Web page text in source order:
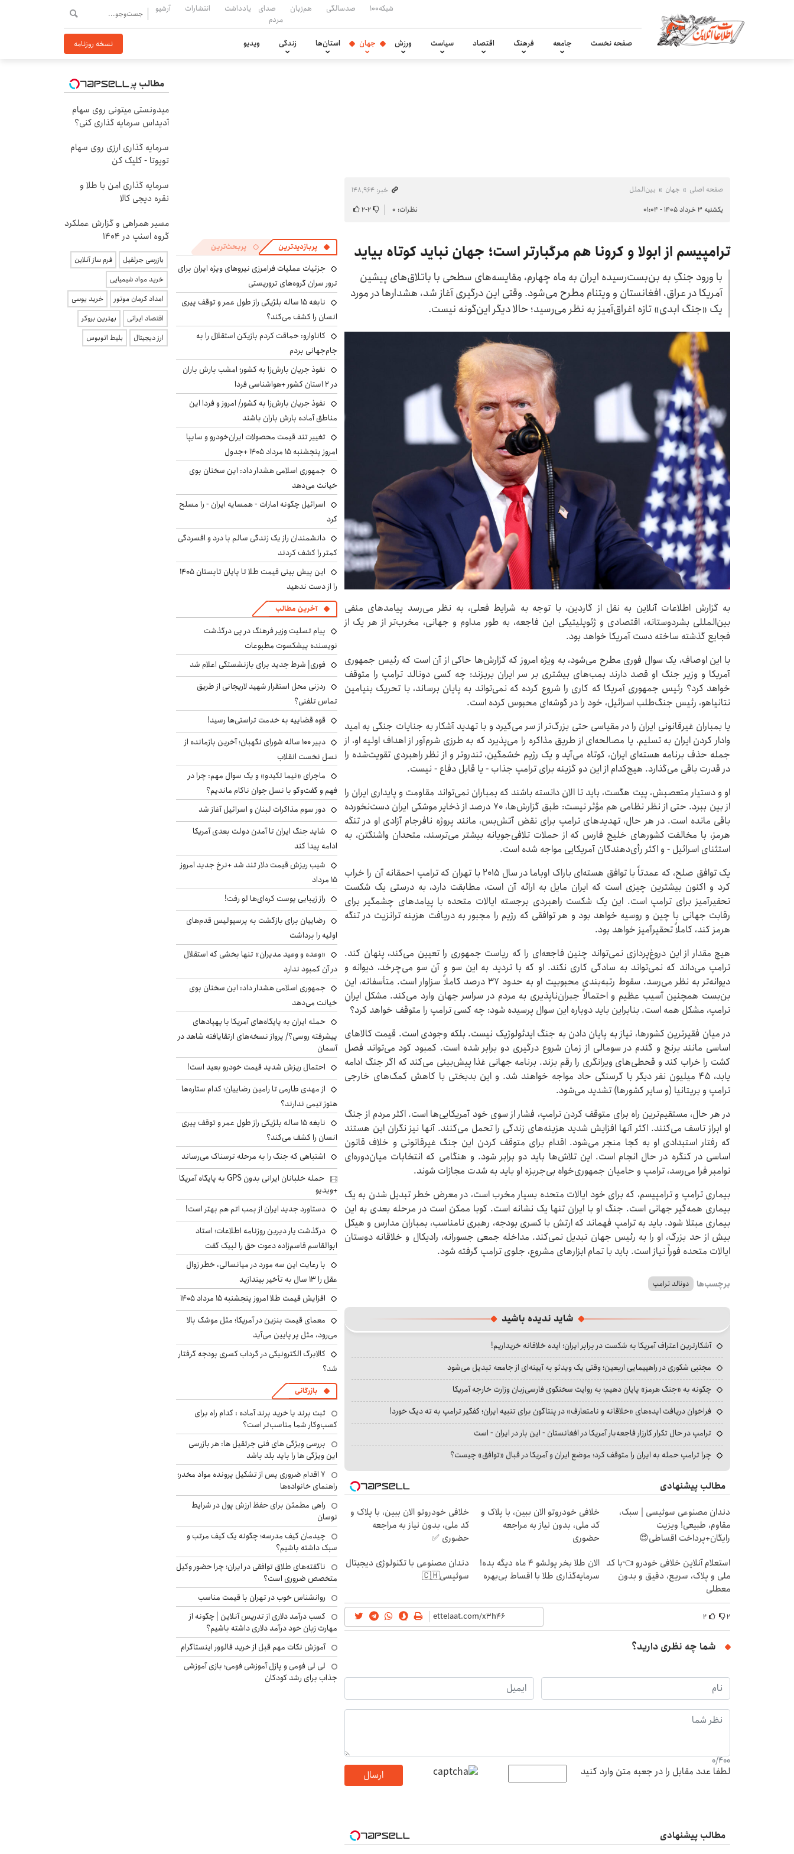
شبکه۱۰۰ صدسالگی هم‌زبان
صدای
مردم
یادداشت انتشارات آرشیو
صفحه نخست جامعه فرهنگ اقتصاد سیاست ورزش جهان استان‌ها زندگی ویدیو نسخه روزنامه
صفحه اصلی جهان بین‌الملل
خبر: ۱۴۸٬۹۶۴
یکشنبه ۳ خرداد ۱۴۰۵ - ۰۱:۰۴
نظرات: ۰ ۲-۲
ترامپیسم از ابولا و کرونا هم مرگبارتر است؛ جهان نباید کوتاه بیاید
با ورود جنگِ به بن‌بست‌رسیده ایران به ماه چهارم، مقایسه‌های سطحی با باتلاق‌های پیشین
آمریکا در عراق، افغانستان و ویتنام مطرح می‌شود. وقتی این درگیری آغاز شد، هشدارها در مورد
یک «جنگ ابدی» تازه اغراق‌آمیز به نظر می‌رسید؛ حالا دیگر این‌گونه نیست.
به گزارش اطلاعات آنلاین به نقل از گاردین، با توجه به شرایط فعلی، به نظر می‌رسد پیامدهای منفی
بین‌المللی بشردوستانه، اقتصادی و ژئوپلیتیکی این فاجعه، به طور مداوم و جهانی، مخرب‌تر از هر یک از
فجایع گذشته ساخته دست آمریکا خواهد بود.
با این اوصاف، یک سوال فوری مطرح می‌شود، به ویژه امروز که گزارش‌ها حاکی از آن است که رئیس جمهوری
آمریکا و وزیر جنگ او قصد دارند بمب‌های بیشتری بر سر ایران بریزند: چه کسی دونالد ترامپ را متوقف
خواهد کرد؟ رئیس جمهوری آمریکا که کاری را شروع کرده که نمی‌تواند به پایان برساند، با تحریک بنیامین
نتانیاهو، رئیس جنگ‌طلب اسرائیل، خود را در گوشه‌ای محبوس کرده است.
یا بمباران غیرقانونی ایران را در مقیاسی حتی بزرگ‌تر از سر می‌گیرد و با تهدید آشکار به جنایات جنگی به امید
وادار کردن ایران به تسلیم، یا مصالحه‌ای از طریق مذاکره را می‌پذیرد که به طرزی شرم‌آور از اهداف اولیه او، از
جمله حذف برنامه هسته‌ای ایران، کوتاه می‌آید و یک رژیم خشمگین، تندروتر و از نظر راهبردی تقویت‌شده را
در قدرت باقی می‌گذارد. هیچ‌کدام از این دو گزینه برای ترامپ جذاب - یا قابل دفاع - نیست.
او و دستیار متعصبش، پیت هگست، باید تا الان دانسته باشند که بمباران نمی‌تواند مقاومت و پایداری ایران را
از بین ببرد. حتی از نظر نظامی هم مؤثر نیست: طبق گزارش‌ها، ۷۰ درصد از ذخایر موشکی ایران دست‌نخورده
باقی مانده است. در هر حال، تهدیدهای ترامپ برای نقض آتش‌بس، مانند پروژه نافرجام آزادی او در تنگه
هرمز، با مخالفت کشورهای خلیج فارس که از حملات تلافی‌جویانه بیشتر می‌ترسند، متحدان واشنگتن، به
استثنای اسرائیل - و اکثر رأی‌دهندگان آمریکایی مواجه شده است.
یک توافق صلح، که عمدتاً با توافق هسته‌ای باراک اوباما در سال ۲۰۱۵ با تهران که ترامپ احمقانه آن را خراب
کرد و اکنون بیشترین چیزی است که ایران مایل به ارائه آن است، مطابقت دارد، به درستی یک شکست
تحقیرآمیز برای ترامپ است. این یک شکست راهبردی برجسته ایالات متحده با پیامدهای چشمگیر برای
رقابت جهانی با چین و روسیه خواهد بود و هر توافقی که رژیم را مجبور به دریافت هزینه ترانزیت در تنگه
هرمز کند، کاملاً تحقیرآمیز خواهد بود.
هیچ مقدار از این دروغ‌پردازی نمی‌تواند چنین فاجعه‌ای را که ریاست جمهوری را تعیین می‌کند، پنهان کند.
ترامپ می‌داند که نمی‌تواند به سادگی کاری نکند. او که با تردید به این سو و آن سو می‌چرخد، دیوانه و
دیوانه‌تر به نظر می‌رسد. سقوط رتبه‌بندی محبوبیت او به حدود ۳۷ درصد کاملاً سزاوار است. متأسفانه، این
بن‌بست همچنین آسیب عظیم و احتمالاً جبران‌ناپذیری به مردم در سراسر جهان وارد می‌کند. مشکل ایرانِ
ترامپ، مشکل همه است. بنابراین باید دوباره این سوال پرسیده شود: چه کسی ترامپ را متوقف خواهد کرد؟
در میان فقیرترین کشورها، نیاز به پایان دادن به جنگ ایدئولوژیک نیست. بلکه وجودی است. قیمت کالاهای
اساسی مانند برنج و گندم در سومالی از زمان شروع درگیری دو برابر شده است. کمبود کود می‌تواند فصل
کشت را خراب کند و قحطی‌های ویرانگری را رقم بزند. برنامه جهانی غذا پیش‌بینی می‌کند که اگر جنگ ادامه
یابد، ۴۵ میلیون نفر دیگر با گرسنگی حاد مواجه خواهند شد. و این بدبختی با کاهش کمک‌های خارجی
ترامپ و بریتانیا (و سایر کشورها) تشدید می‌شود.
در هر حال، مستقیم‌ترین راه برای متوقف کردن ترامپ، فشار از سوی خود آمریکایی‌ها است. اکثر مردم از جنگ
او ابراز تاسف می‌کنند. اکثر آنها افزایش شدید هزینه‌های زندگی را تحمل می‌کنند. آنها نیز نگران این هستند
که رفتار استبدادی او به کجا منجر می‌شود. اقدام برای متوقف کردن این جنگ غیرقانونی و خلاف قانون
اساسی در کنگره در حال انجام است. این تلاش‌ها باید دو برابر شود. و هنگامی که انتخابات میان‌دوره‌ای
نوامبر فرا می‌رسد، ترامپ و حامیان جمهوری‌خواه بی‌جربزه او باید به شدت مجازات شوند.
بیماری ترامپ و ترامپیسم، که برای خود ایالات متحده بسیار مخرب است، در معرض خطر تبدیل شدن به یک
بیماری همه‌گیر جهانی است. جنگ او با ایران تنها یک نشانه است. کوبا ممکن است در مرحله بعدی به این
بیماری مبتلا شود. باید به ترامپ فهماند که ارتش با کسری بودجه، رهبری نامناسب، بمباران مدارس و هیکل
بیش از حد بزرگ، او را به رئیس جهان تبدیل نمی‌کند. مداخله جمعی جسورانه، رادیکال و خلاقانه دوستان
ایالات متحده فوراً نیاز است. باید با تمام ابزارهای مشروع، جلوی ترامپ گرفته شود.
برچسب‌ها دونالد ترامپ
شاید ندیده باشید
آشکارترین اعتراف آمریکا به شکست در برابر ایران؛ ایده خلاقانه خریداریم!
مجتبی شکوری در راهپیمایی اربعین؛ وقتی یک ویدئو به آیینه‌ای از جامعه تبدیل می‌شود
چگونه به «جنگ هرمز» پایان دهیم؛ به روایت سخنگوی فارسی‌زبان وزارت خارجه آمریکا
فراخوان دریافت ایده‌های «خلاقانه و نامتعارف» در پنتاگون برای تنبیه ایران؛ کفگیر ترامپ به ته دیگ خورد!
ترامپ در حال تکرار کارزار فاجعه‌بار آمریکا در افغانستان - این بار در ایران - است
چرا ترامپ حمله به ایران را متوقف کرد؛ موضع ایران و آمریکا در قبال «توافق» چیست؟
مطالب پیشنهادی
دندان مصنوعی سوئیسی | سبک،
مقاوم، طبیعی! ویزیت
رایگان+پرداخت اقساطی😍
خلافی خودروتو الان ببین، با پلاک و
کد ملی، بدون نیاز به مراجعه
حضوری
خلافی خودروتو الان ببین، با پلاک و
کد ملی، بدون نیاز به مراجعه
حضوری ✅
استعلام آنلاین خلافی خودرو 👈با کد
ملی و پلاک، سریع، دقیق و بدون
معطلی
الان طلا بخر پولشو 4 ماه دیگه بده!
سرمایه‌گذاری طلا با اقساط بی‌بهره
دندان مصنوعی با تکنولوژی دیجیتال
سوئیسی🇨🇭
۲ ۲
شما چه نظری دارید؟
0/400
لطفا عدد مقابل را در جعبه متن وارد کنید ارسال
مطالب پیشنهادی
پربازدیدترین پربحث‌ترین
جزئیات عملیات فرامرزی نیروهای ویژه ایران برای
ترور سران گروه‌های تروریستی
نابغه ۱۵ ساله بلژیکی راز طول عمر و توقف پیری
انسان را کشف می‌کند؟
کاناوارو: حماقت کردم بازیکن استقلال را به
جام‌جهانی بردم
نفوذ جریان بارش‌زا به کشور؛ امشب بارش باران
در ۲ استان کشور +هواشناسی فردا
نفوذ جریان بارش‌زا به کشور/ امروز و فردا این
مناطق آماده بارش باران باشند
تغییر تند قیمت محصولات ایران‌خودرو و سایپا
امروز پنجشنبه ۱۵ مرداد ۱۴۰۵ +جدول
جمهوری اسلامی هشدار داد: این سخنان بوی
خیانت می‌دهد
اسرائیل چگونه امارات - همسایه ایران - را مسلح
کرد
دانشمندان راز یک زندگی سالم با درد و افسردگی
کمتر را کشف کردند
این پیش بینی قیمت طلا تا پایان تابستان ۱۴۰۵
را از دست ندهید
آخرین مطالب
پیام تسلیت وزیر فرهنگ در پی درگذشت
نویسنده پیشکسوت مطبوعات
فوری| شرط جدید برای بازنشستگی اعلام شد
ردزنی محل استقرار شهید لاریجانی از طریق
تماس تلفنی؟
قوه قضاییه به خدمت تراستی‌ها رسید!
دبیر ۱۰۰ ساله شورای نگهبان؛ آخرین بازمانده از
نسل نخست انقلاب
ماجرای «نیما تکیدو» و یک سوال مهم: چرا در
فهم و گفت‌وگو با نسل جوان ناکام ماندیم؟
دور سوم مذاکرات لبنان و اسرائیل آغاز شد
شاید جنگ ایران تا آمدن دولت بعدی آمریکا
ادامه پیدا کند
شیب ریزش قیمت دلار تند شد +نرخ جدید امروز
۱۵ مرداد
راز زیبایی پوست کره‌ای‌ها لو رفت!
رضاییان برای بازگشت به پرسپولیس قدم‌های
اولیه را برداشت
«وعده و وعید مدیران» تنها بخشی که استقلال
در آن کمبود ندارد
جمهوری اسلامی هشدار داد: این سخنان بوی
خیانت می‌دهد
حمله ایران به پایگاه‌های آمریکا با پهپادهای
پیشرفته روسی؟/ پرواز نسخه‌های ارتقایافته شاهد در
آسمان
احتمال ریزش شدید قیمت خودرو بعید است!
از مهدی طارمی تا رامین رضاییان؛ کدام ستاره‌ها
هنوز تیمی ندارند؟
نابغه ۱۵ ساله بلژیکی راز طول عمر و توقف پیری
انسان را کشف می‌کند؟
اشتباهی که جنگ را به مرحله ترسناک می‌رساند
حمله خلبانان ایرانی بدون GPS به پایگاه آمریکا
+ویدیو
دستاورد جدید ایران از بمب اتم هم بهتر است!
درگذشت یار دیرین روزنامه اطلاعات؛ استاد
ابوالقاسم قاسم‌زاده دعوت حق را لبیک گفت
با رعایت این سه مورد در میانسالی، خطر زوال
عقل را ۱۳ سال به تأخیر بیندازید
افزایش قیمت طلا امروز پنجشنبه ۱۵ مرداد ۱۴۰۵
معمای قیمت بنزین در آمریکا؛ مثل موشک بالا
می‌رود، مثل پر پایین می‌آید
کالابرگ الکترونیکی در گرداب کسری بودجه گرفتار
شد؟
بازرگانی
ثبت برند یا خرید برند آماده : کدام راه برای
کسب‌وکار شما مناسب‌تر است؟
بررسی ویژگی های فنی جرثقیل ها: هر بازرسی
این ویژگی ها را باید بلد باشد
۷ اقدام ضروری پس از تشکیل پرونده مواد مخدر؛
راهنمای خانواده‌ها
راهی مطمئن برای حفظ ارزش پول در شرایط
نوسان
چیدمان کیف مدرسه؛ چگونه یک کیف مرتب و
سبک داشته باشیم؟
ناگفته‌های طلاق توافقی در ایران؛ چرا حضور وکیل
متخصص ضروری است؟
روانشناس خوب در تهران با قیمت مناسب
کسب درآمد دلاری از تدریس آنلاین | چگونه از
مهارت زبان خود درآمد دلاری داشته باشیم؟
آموزش نکات مهم قبل از خرید فالوور اینستاگرام
لی لی فومی و پازل آموزشی فومی؛ بازی آموزشی
جذاب برای رشد کودکان
مطالب پیشنهادی
میدونستی میتونی روی سهام
آدیداس سرمایه گذاری کنی؟
سرمایه گذاری ارزی روی سهام
تویوتا - کلیک کن
سرمایه گذاری امن با طلا و
نقره دیجی کالا
مسیر همراهی و گزارش عملکرد
گروه اسنپ در ۱۴۰۴
بازرسی جرثقیل
فرم ساز آنلاین
خرید مواد شیمیایی
امداد کرمان موتور
خرید یوسی
اقتصاد ایرانی
بهترین بروکر
ارز دیجیتال
بلیط اتوبوس